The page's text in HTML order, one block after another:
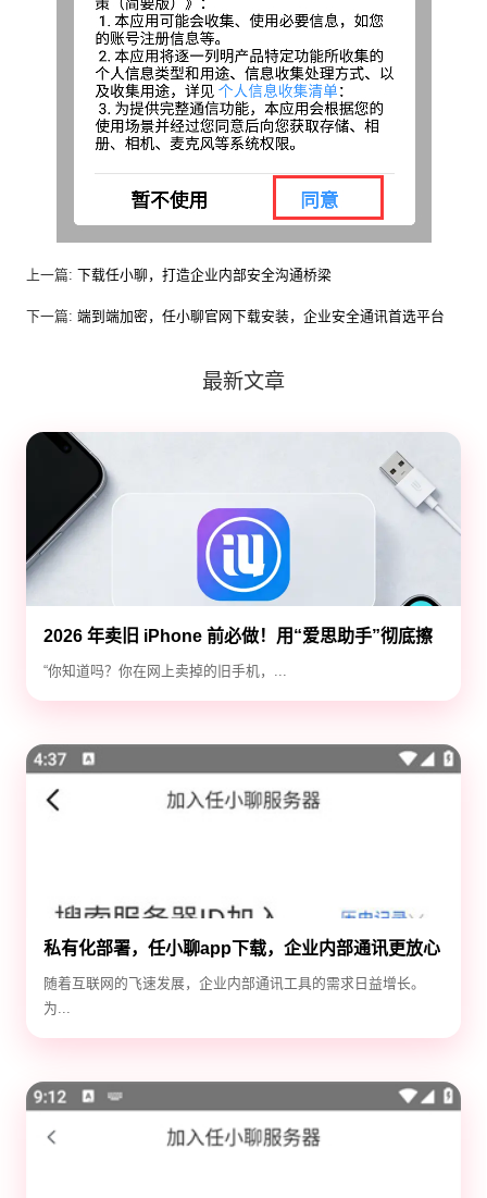
上一篇: 下载任小聊，打造企业内部安全沟通桥梁
下一篇: 端到端加密，任小聊官网下载安装，企业安全通讯首选平台
最新文章
2026 年卖旧 iPhone 前必做！用“爱思助手”彻底擦
除隐私，防止数据泄露
“你知道吗？你在网上卖掉的旧手机，...
私有化部署，任小聊app下载，企业内部通讯更放心
随着互联网的飞速发展，企业内部通讯工具的需求日益增长。
为...